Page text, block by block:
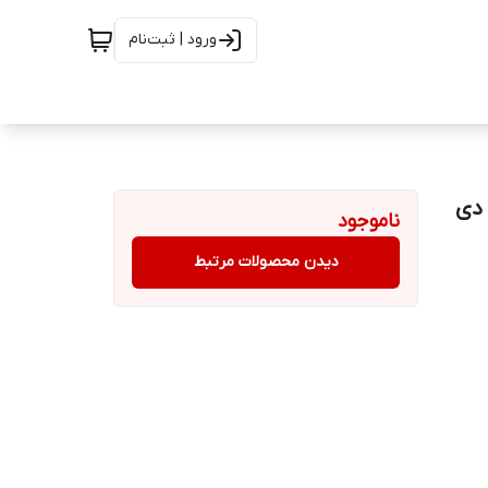
ورود | ثبت‌نام
ناموجود
دیدن محصولات مرتبط